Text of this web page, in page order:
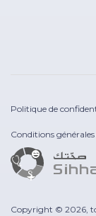
Politique de
Conditions
Copyright © 2026,